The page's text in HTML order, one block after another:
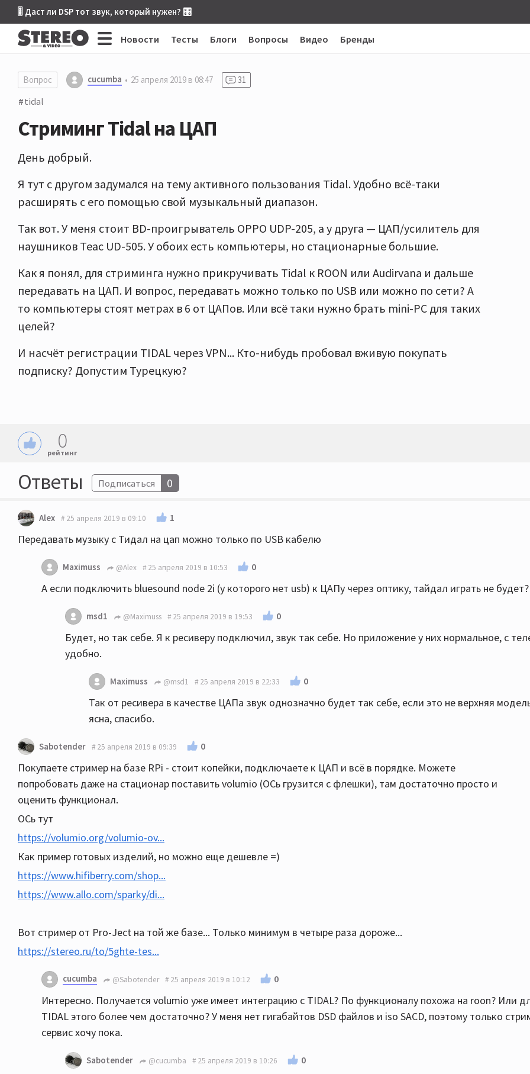
🎚 Даст ли DSP тот звук, который нужен? 🎛
Новости Тесты Блоги Вопросы Видео Бренды
Вопрос cucumba 25 апреля 2019 в 08:47 31
tidal
Стриминг Tidal на ЦАП
День добрый.
Я тут с другом задумался на тему активного пользования Tidal. Удобно всё-таки
расширять с его помощью свой музыкальный диапазон.
Так вот. У меня стоит BD-проигрыватель OPPO UDP-205, а у друга — ЦАП/усилитель для
наушников Teac UD-505. У обоих есть компьютеры, но стационарные большие.
Как я понял, для стриминга нужно прикручивать Tidal к ROON или Audirvana и дальше
передавать на ЦАП. И вопрос, передавать можно только по USB или можно по сети? А
то компьютеры стоят метрах в 6 от ЦАПов. Или всё таки нужно брать mini-PC для таких
целей?
И насчёт регистрации TIDAL через VPN... Кто-нибудь пробовал вживую покупать
подписку? Допустим Турецкую?
0
рейтинг
Ответы Подписаться 0
Alex 25 апреля 2019 в 09:10 1
Передавать музыку с Тидал на цап можно только по USB кабелю
Maximuss @Alex 25 апреля 2019 в 10:53 0
А если подключить bluesound node 2i (у которого нет usb) к ЦАПу через оптику, тайдал играть не будет?
msd1 @Maximuss 25 апреля 2019 в 19:53 0
Будет, но так себе. Я к ресиверу подключил, звук так себе. Но приложение у них нормальное, с
удобно.
Maximuss @msd1 25 апреля 2019 в 22:33 0
Так от ресивера в качестве ЦАПа звук однозначно будет так себе, если это не верхняя
ясна, спасибо.
Sabotender 25 апреля 2019 в 09:39 0
Покупаете стример на базе RPi - стоит копейки, подключаете к ЦАП и всё в порядке. Можете
попробовать даже на стационар поставить volumio (ОСь грузится с флешки), там достаточно просто и
оценить функционал.
ОСь тут
https://volumio.org/volumio-ov...
Как пример готовых изделий, но можно еще дешевле =)
https://www.hifiberry.com/shop...
https://www.allo.com/sparky/di...
Вот стример от Pro-Ject на той же базе... Только минимум в четыре раза дороже...
https://stereo.ru/to/5ghte-tes...
cucumba @Sabotender 25 апреля 2019 в 10:12 0
Интересно. Получается volumio уже имеет интеграцию с TIDAL? По функционалу похожа на roon? Или
TIDAL этого более чем достаточно? У меня нет гигабайтов DSD файлов и iso SACD, поэтому только
сервис хочу пока.
Sabotender @cucumba 25 апреля 2019 в 10:26 0